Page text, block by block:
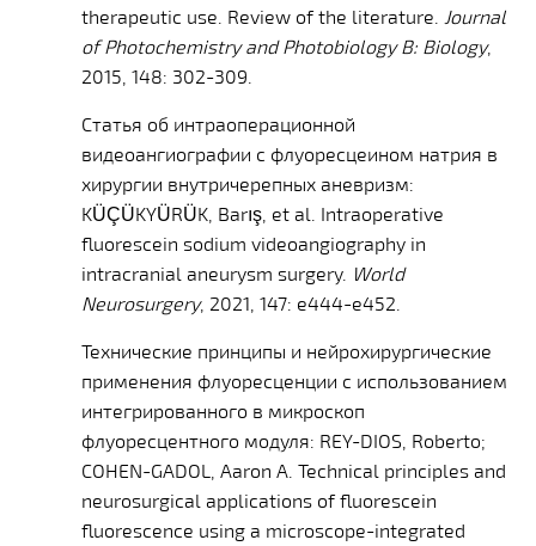
therapeutic use. Review of the literature.
Journal
of Photochemistry and Photobiology B: Biology,
2015, 148: 302-309.
Статья об интраоперационной
видеоангиографии с флуоресцеином натрия в
хирургии внутричерепных аневризм:
KÜÇÜKYÜRÜK, Barış, et al. Intraoperative
fluorescein sodium videoangiography in
intracranial aneurysm surgery. World
Neurosurgery, 2021, 147: e444-e452.
Технические принципы и нейрохирургические
применения флуоресценции с использованием
интегрированного в микроскоп
флуоресцентного модуля: REY-DIOS, Roberto;
COHEN-GADOL, Aaron A. Technical principles and
neurosurgical applications of fluorescein
fluorescence using a microscope-integrated